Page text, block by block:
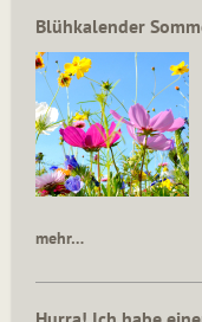
Blühkalender
mehr…